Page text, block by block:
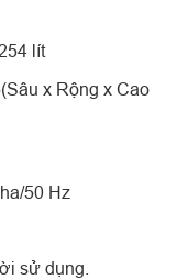
lít
x Rộng x Cao
50 Hz
sử dụng.